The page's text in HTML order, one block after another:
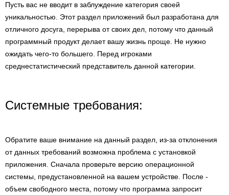
Пусть вас не вводит в заблуждение категория своей
уникальностью. Этот раздел приложений был разработана для
отличного досуга, перерыва от своих дел, потому что данный
программный продукт делает вашу жизнь проще. Не нужно
ожидать чего-то большего. Перед игроками
среднестатистический представитель данной категории.
Системные требования:
Обратите ваше внимание на данный раздел, из-за отклонения
от данных требований возможна проблема с установкой
приложения. Сначала проверьте версию операционной
системы, предустановленной на вашем устройстве. После -
объем свободного места, потому что программа запросит